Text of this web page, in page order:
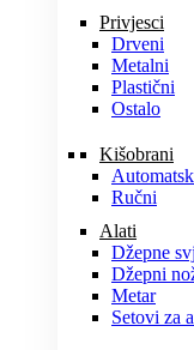
Privjesci
Drveni
Metalni
Plastični
Ostalo
Kišobrani
Ručni
Alati
Džepne
Džepni
Metar
Setovi za